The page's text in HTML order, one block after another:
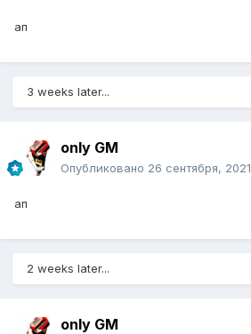
ап
3 weeks later...
only GM
Опубликовано 26 сентября, 2021
ап
2 weeks later...
only GM